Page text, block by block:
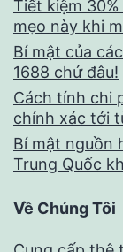
Tiết kiệm
mẹo này khi
Bí mật của
1688 chứ đâu!
Cách tính chi
chính xác tới
Bí mật nguồn
Trung Quốc
Về Chúng Tôi